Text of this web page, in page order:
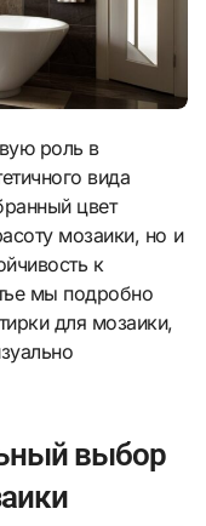
вида
цвет
мозаики, но и
к
мы подробно
для мозаики,
выбор